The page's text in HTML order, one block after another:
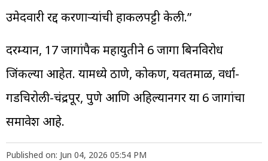
उमेदवारी रद्द करणाऱ्यांची हाकलपट्टी केली.”
दरम्यान, 17 जागांपैकी महायुतीने 6 जागा बिनविरोध
जिंकल्या आहेत. यामध्ये ठाणे, कोकण, यवतमाळ, वर्धा-
गडचिरोली-चंद्रपूर, पुणे आणि अहिल्यानगर या 6 जागांचा
समावेश आहे.
Published on: Jun 04, 2026 05:54 PM